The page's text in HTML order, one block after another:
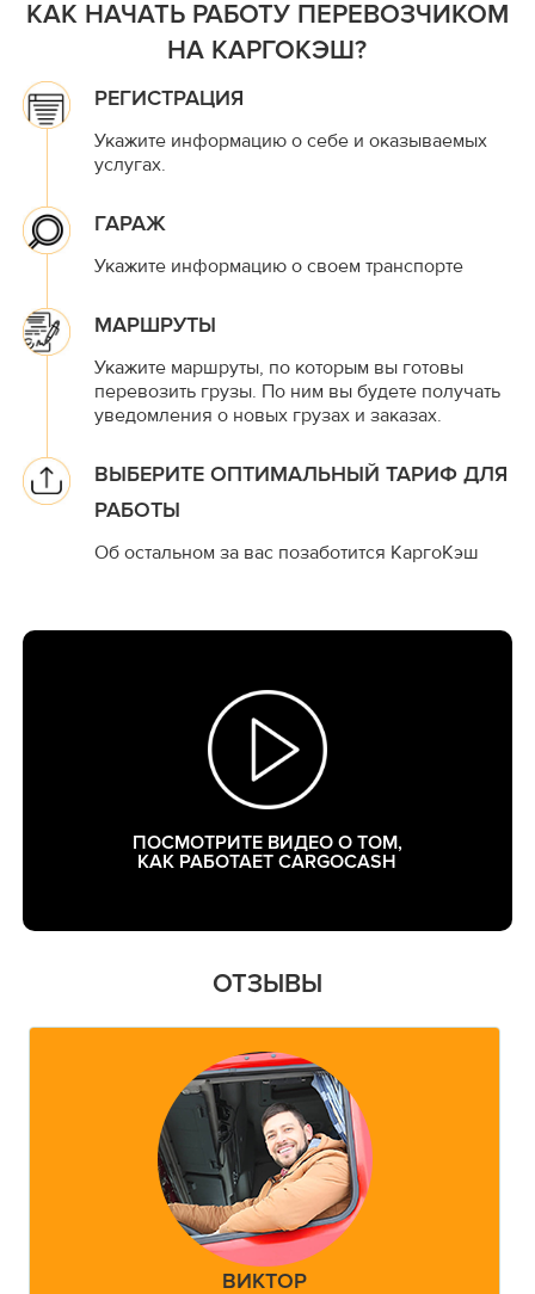
КАК НАЧАТЬ РАБОТУ ПЕРЕВОЗЧИКОМ
НА КАРГОКЭШ?
РЕГИСТРАЦИЯ
Укажите информацию о себе и оказываемых
услугах.
ГАРАЖ
Укажите информацию о своем транспорте
МАРШРУТЫ
Укажите маршруты, по которым вы готовы
перевозить грузы. По ним вы будете получать
уведомления о новых грузах и заказах.
ВЫБЕРИТЕ ОПТИМАЛЬНЫЙ ТАРИФ ДЛЯ
РАБОТЫ
Об остальном за вас позаботится КаргоКэш
ПОСМОТРИТЕ ВИДЕО О ТОМ,
КАК РАБОТАЕТ CARGOCASH
ОТЗЫВЫ
ВИКТОР